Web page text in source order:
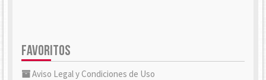
FAVORITOS
Aviso Legal y Condiciones de Uso